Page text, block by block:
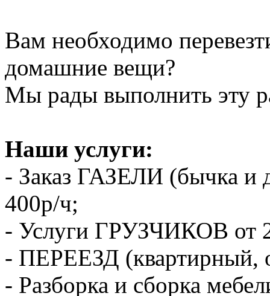
Вам необходимо
домашние вещи?
Мы рады выполнить эту
Наши услуги:
- Заказ ГАЗЕЛИ (бычка и
400р/ч;
- Услуги ГРУЗЧИКОВ от
- ПЕРЕЕЗД (квартирный,
- Разборка и сборка